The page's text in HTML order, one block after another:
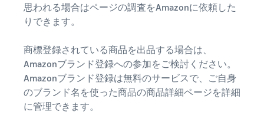
思われる場合はページの調査をAmazonに依頼した
りできます。
商標登録されている商品を出品する場合は、
Amazonブランド登録への参加をご検討ください。
Amazonブランド登録は無料のサービスで、ご自身
のブランド名を使った商品の商品詳細ページを詳細
に管理できます。